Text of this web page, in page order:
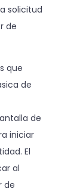
solicitud
de
que
de
de
iniciar
El
al
de